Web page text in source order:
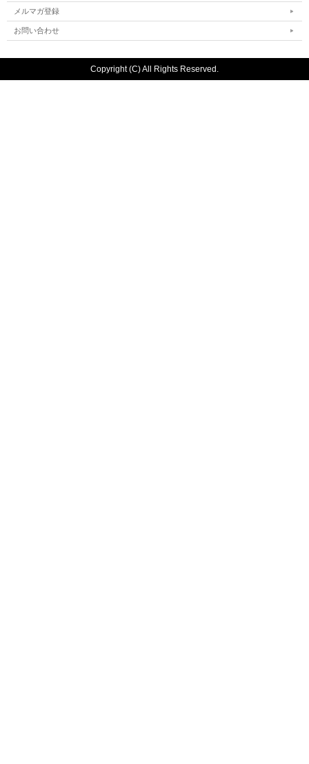
メルマガ登録
お問い合わせ
Copyright (C) All Rights Reserved.